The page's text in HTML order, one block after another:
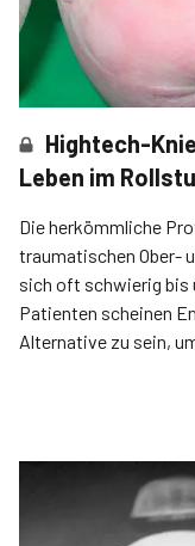
Hightech-
Leben im
Die herkömmliche
traumatischen Ober-
sich oft schwierig bis
Patienten scheinen
Alternative zu sein,